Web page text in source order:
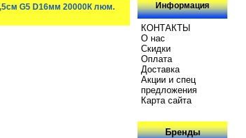
G5 D16мм 20000К люм.
Информация
КОНТАКТЫ
О нас
Скидки
Oплатa
Доставка
Акции и спец
предложения
Карта сайта
Бренды